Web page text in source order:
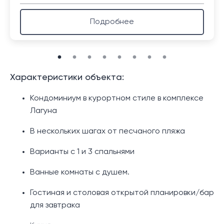
Подробнее
Характеристики объекта:
Кондоминиум в курортном стиле в комплексе
Лагуна
В нескольких шагах от песчаного пляжа
Варианты с 1 и 3 спальнями
Ванные комнаты с душем.
Гостиная и столовая открытой планировки/бар
для завтрака